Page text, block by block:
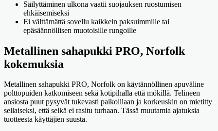
Säilyttäminen ulkona vaatii suojauksen ruostumisen
ehkäisemiseksi
Ei välttämättä sovellu kaikkein paksuimmille tai
epäsäännöllisen muotoisille rungoille
Metallinen sahapukki PRO, Norfolk
kokemuksia
Metallinen sahapukki PRO, Norfolk on käytännöllinen apuväline
polttopuiden katkomiseen sekä kotipihalla että mökillä. Telineen
ansiosta puut pysyvät tukevasti paikoillaan ja korkeuskin on mietitty
sellaiseksi, että selkä ei rasitu turhaan. Tässä muutamia ajatuksia
tuotteesta käyttäjien suusta.